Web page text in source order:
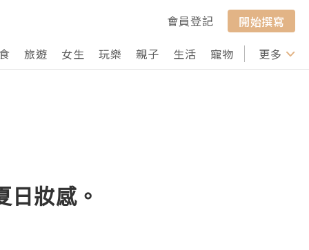
會員登記
開始撰寫
旅遊 女生 玩樂 親子 生活 寵物 行山 打卡
更多
妝感。